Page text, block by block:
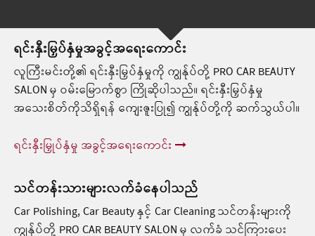
ရင်းနှီးမြှပ်နှံမှုအခွင့်အရေးကောင်း
လူကြီးမင်းတို့၏ ရင်းနှီးမြှပ်နှံမှုကို ကျွန်ုပ်တို့ PRO CAR BEAUTY
SALON မှ ဝမ်းမြောက်စွာ ကြိုဆိုပါသည်။ ရင်းနှီးမြှပ်နှံမှု
အသေးစိတ်ကိုသိရှိရန် ကျေးဇူးပြု၍ ကျွန်ုပ်တို့ကို ဆက်သွယ်ပါ။
ရင်းနှီးမြှုပ်နှံမှု အခွင့်အရေးကောင်း
သင်တန်းသားများလက်ခံနေပါသည်
Car Polishing, Car Beauty နှင့် Car Cleaning သင်တန်းများကို
ကျွန်ုပ်တို့ PRO CAR BEAUTY SALON မှ လက်ခံ သင်ကြားပေး